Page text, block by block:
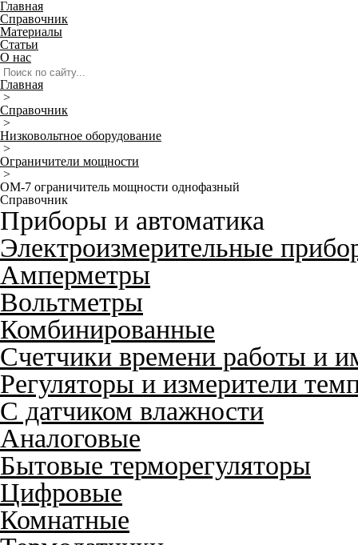
Главная
Справочник
Материалы
Статьи
О нас
Главная
>
Справочник
>
Низковольтное оборудование
>
Ограничители мощности
>
OM-7 ограничитель мощности однофазный
Справочник
Приборы и автоматика
Электроизмерительные
Амперметры
Вольтметры
Комбинированные
Счетчики времени работы и
Регуляторы и измерители
С датчиком влажности
Аналоговые
Бытовые терморегуляторы
Цифровые
Комнатные